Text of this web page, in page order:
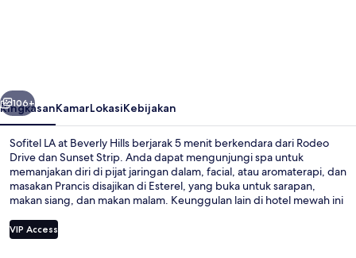
Berikutnya
106+
RingkasanKamarLokasiKebijakan
Sofitel LA at Beverly Hills berjarak 5 menit berkendara dari Rodeo
Drive dan Sunset Strip. Anda dapat mengunjungi spa untuk
memanjakan diri di pijat jaringan dalam, facial, atau aromaterapi, dan
masakan Prancis disajikan di Esterel, yang buka untuk sarapan,
makan siang, dan makan malam. Keunggulan lain di hotel mewah ini
Para traveler terkesan dengan tempat tidur di kamar dan staf.
VIP Access